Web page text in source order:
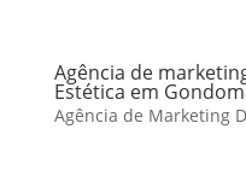
Agência de
Estética em
Agência de Marketing